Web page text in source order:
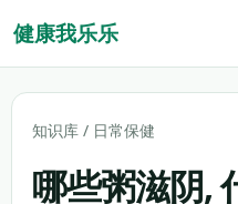
健康我乐乐
知识库 / 日常保健
哪些粥滋阴,